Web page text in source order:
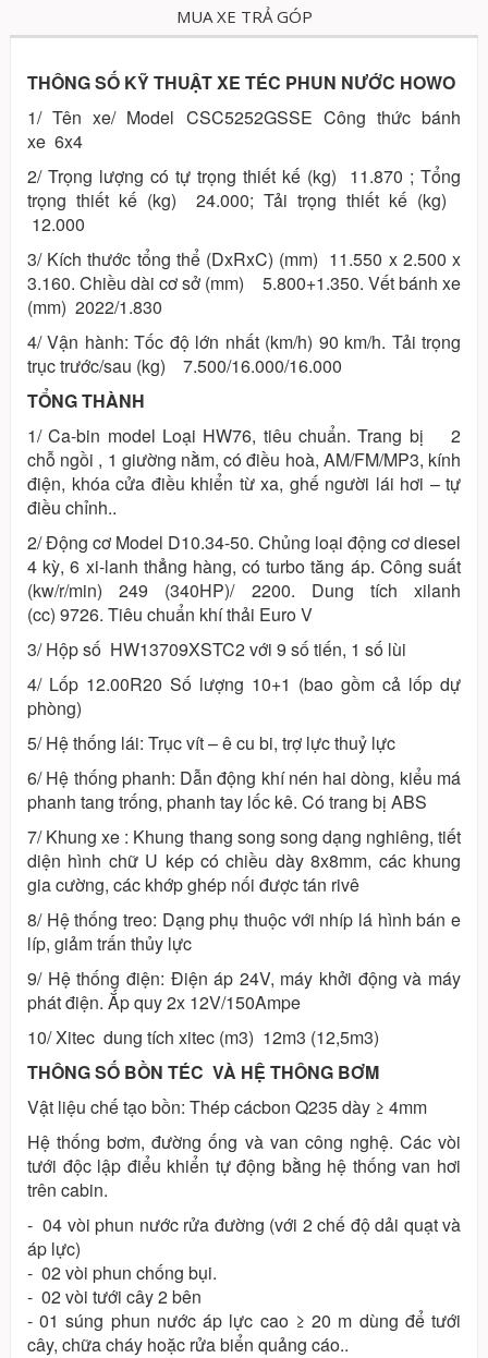
MUA XE TRẢ GÓP
THÔNG SỐ KỸ THUẬT XE TÉC PHUN NƯỚC HOWO
1/ Tên xe/ Model CSC5252GSSE Công thức bánh
xe 6x4
2/ Trọng lượng có tự trọng thiết kế (kg) 11.870 ; Tổng
trọng thiết kế (kg) 24.000; Tải trọng thiết kế (kg)
12.000
3/ Kích thước tổng thể (DxRxC) (mm) 11.550 x 2.500 x
3.160. Chiều dài cơ sở (mm) 5.800+1.350. Vết bánh xe
(mm) 2022/1.830
4/ Vận hành: Tốc độ lớn nhất (km/h) 90 km/h. Tải trọng
trục trước/sau (kg) 7.500/16.000/16.000
TỔNG THÀNH
1/ Ca-bin model Loại HW76, tiêu chuẩn. Trang bị 2
chỗ ngồi , 1 giường nằm, có điều hoà, AM/FM/MP3, kính
điện, khóa cửa điều khiển từ xa, ghế người lái hơi – tự
điều chỉnh..
2/ Động cơ Model D10.34-50. Chủng loại động cơ diesel
4 kỳ, 6 xi-lanh thẳng hàng, có turbo tăng áp. Công suất
(kw/r/min) 249 (340HP)/ 2200. Dung tích xilanh
(cc) 9726. Tiêu chuẩn khí thải Euro V
3/ Hộp số HW13709XSTC2 với 9 số tiến, 1 số lùi
4/ Lốp 12.00R20 Số lượng 10+1 (bao gồm cả lốp dự
phòng)
5/ Hệ thống lái: Trục vít – ê cu bi, trợ lực thuỷ lực
6/ Hệ thống phanh: Dẫn động khí nén hai dòng, kiểu má
phanh tang trống, phanh tay lốc kê. Có trang bị ABS
7/ Khung xe : Khung thang song song dạng nghiêng, tiết
diện hình chữ U kép có chiều dày 8x8mm, các khung
gia cường, các khớp ghép nối được tán rivê
8/ Hệ thống treo: Dạng phụ thuộc với nhíp lá hình bán e
líp, giảm trấn thủy lực
9/ Hệ thống điện: Điện áp 24V, máy khởi động và máy
phát điện. Ắp quy 2x 12V/150Ampe
10/ Xitec dung tích xitec (m3) 12m3 (12,5m3)
THÔNG SỐ BỒN TÉC VÀ HỆ THÔNG BƠM
Vật liệu chế tạo bồn: Thép cácbon Q235 dày ≥ 4mm
Hệ thống bơm, đường ống và van công nghệ. Các vòi
tưới độc lập điểu khiển tự động bằng hệ thống van hơi
trên cabin.
- 04 vòi phun nước rửa đường (với 2 chế độ dải quạt và
áp lực)
- 02 vòi phun chống bụi.
- 02 vòi tưới cây 2 bên
- 01 súng phun nước áp lực cao ≥ 20 m dùng để tưới
cây, chữa cháy hoặc rửa biển quảng cáo..